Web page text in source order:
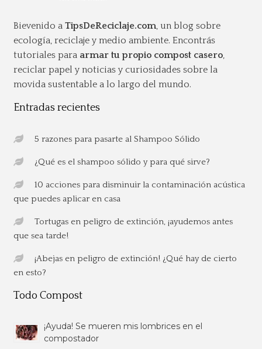
Bievenido a TipsDeReciclaje.com, un blog sobre
ecología, reciclaje y medio ambiente. Encontrás
tutoriales para armar tu propio compost casero,
reciclar papel y noticias y curiosidades sobre la
movida sustentable a lo largo del mundo.
Entradas recientes
5 razones para pasarte al Shampoo Sólido
¿Qué es el shampoo sólido y para qué sirve?
10 acciones para disminuir la contaminación acústica
que puedes aplicar en casa
Tortugas en peligro de extinción, ¡ayudemos antes
que sea tarde!
¡Abejas en peligro de extinción! ¿Qué hay de cierto
en esto?
Todo Compost
¡Ayuda! Se mueren mis lombrices en el
compostador